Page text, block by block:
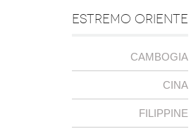
ESTREMO ORIENTE
CAMBOGIA
CINA
FILIPPINE